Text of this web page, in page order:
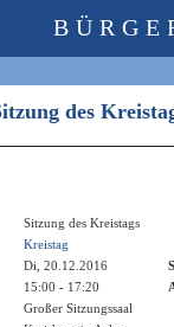
des
Sitzung des Kreistags
Kreistag
Di, 20.12.2016
15:00 - 17:20
Großer Sitzungssaal